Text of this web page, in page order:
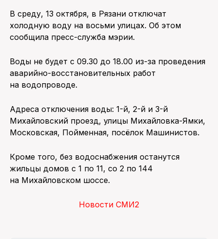
В среду, 13 октября, в Рязани отключат
холодную воду на восьми улицах. Об этом
сообщила пресс-служба мэрии.
Воды не будет с 09.30 до 18.00 из-за проведения
аварийно-восстановительных работ
на водопроводе.
Адреса отключения воды: 1-й, 2-й и 3-й
Михайловский проезд, улицы Михайловка-Ямки,
Московская, Пойменная, посёлок Машинистов.
Кроме того, без водоснабжения останутся
жильцы домов с 1 по 11, со 2 по 144
на Михайловском шоссе.
Новости СМИ2